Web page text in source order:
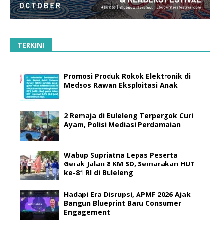
TERKINI
Promosi Produk Rokok Elektronik di
Medsos Rawan Eksploitasi Anak
2 Remaja di Buleleng Terpergok Curi
Ayam, Polisi Mediasi Perdamaian
Wabup Supriatna Lepas Peserta
Gerak Jalan 8 KM SD, Semarakan HUT
ke-81 RI di Buleleng
Hadapi Era Disrupsi, APMF 2026 Ajak
Bangun Blueprint Baru Consumer
Engagement